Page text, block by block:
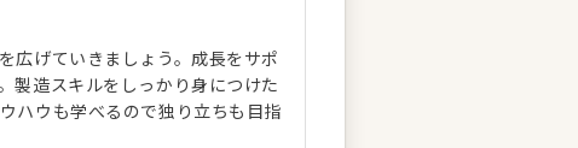
広げていきましょう。成長をサポ
製造スキルをしっかり身につけた
ハウも学べるので独り立ちも目指